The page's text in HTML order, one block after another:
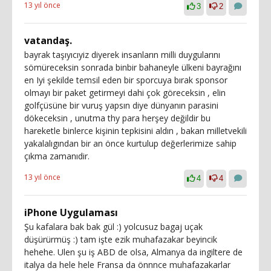
13 yıl önce 3 2
vatandaş.
bayrak taşıyıcıyiz diyerek insanların milli duygularını
sömüreceksin sonrada binbir bahaneyle ülkeni bayrağını
en Iyi şekilde temsil eden bir sporcuya bırak sponsor
olmayı bir paket getirmeyi dahi çok göreceksin , elin
golfçüsüne bir vuruş yapsın diye dünyanın parasini
dökeceksin , unutma thy para herşey değildir bu
hareketle binlerce kişinin tepkisini aldın , bakan milletvekili
yakalalıgından bir an önce kurtulup değerlerimize sahip
çıkma zamanıdir.
13 yıl önce 4 4
iPhone Uygulaması
Şu kafalara bak bak gül :) yolcusuz bagaj uçak
düşürürmüş :) tam işte ezik muhafazakar beyincik
hehehe. Ulen şu iş ABD de olsa, Almanya da ingiltere de
italya da hele hele Fransa da önnnce muhafazakarlar